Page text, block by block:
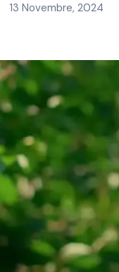
13 Novembre, 2024